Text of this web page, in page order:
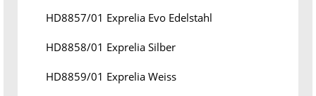
HD8857/01 Exprelia Evo Edelstahl
HD8858/01 Exprelia Silber
HD8859/01 Exprelia Weiss